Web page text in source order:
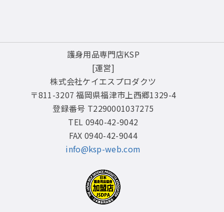
護身用品専門店KSP
[運営]
株式会社ケイエスプロダクツ
〒811-3207 福岡県福津市上西郷1329-4
登録番号 T2290001037275
TEL 0940-42-9042
FAX 0940-42-9044
info@ksp-web.com